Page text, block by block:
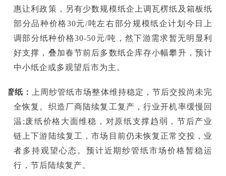
惠让利政策，另有少数规模纸企上调瓦楞纸及箱板纸
部分品种价格30元/吨左右部分规模纸企计划今日上
调部分纸种价格30-50元/吨，然下游需求暂无明显利
好支撑，叠加春节前后多数纸企库存小幅攀升，预计
中小纸企或多观望后市为主。
管纸：
上周纱管纸市场整体维持稳定，节后交投尚未完
全恢复。织造厂商陆续复工复产，行业开机率缓慢回
温;废纸价格大面维稳，对原纸支撑趋弱，节后产业
链上下游陆续复工，市场目前仍未恢复正常交投，业
者多持观望心态。预计近期纱管纸市场价格暂稳运
行，节后陆续复产。